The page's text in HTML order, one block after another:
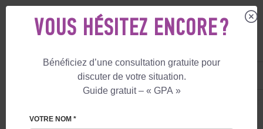
+33 805 081 801
VOUS HÉSITEZ ENCORE ?
Bénéficiez d’une consultation gratuite pour
discuter de votre situation.
Guide gratuit – « GPA »
VOTRE NOM *